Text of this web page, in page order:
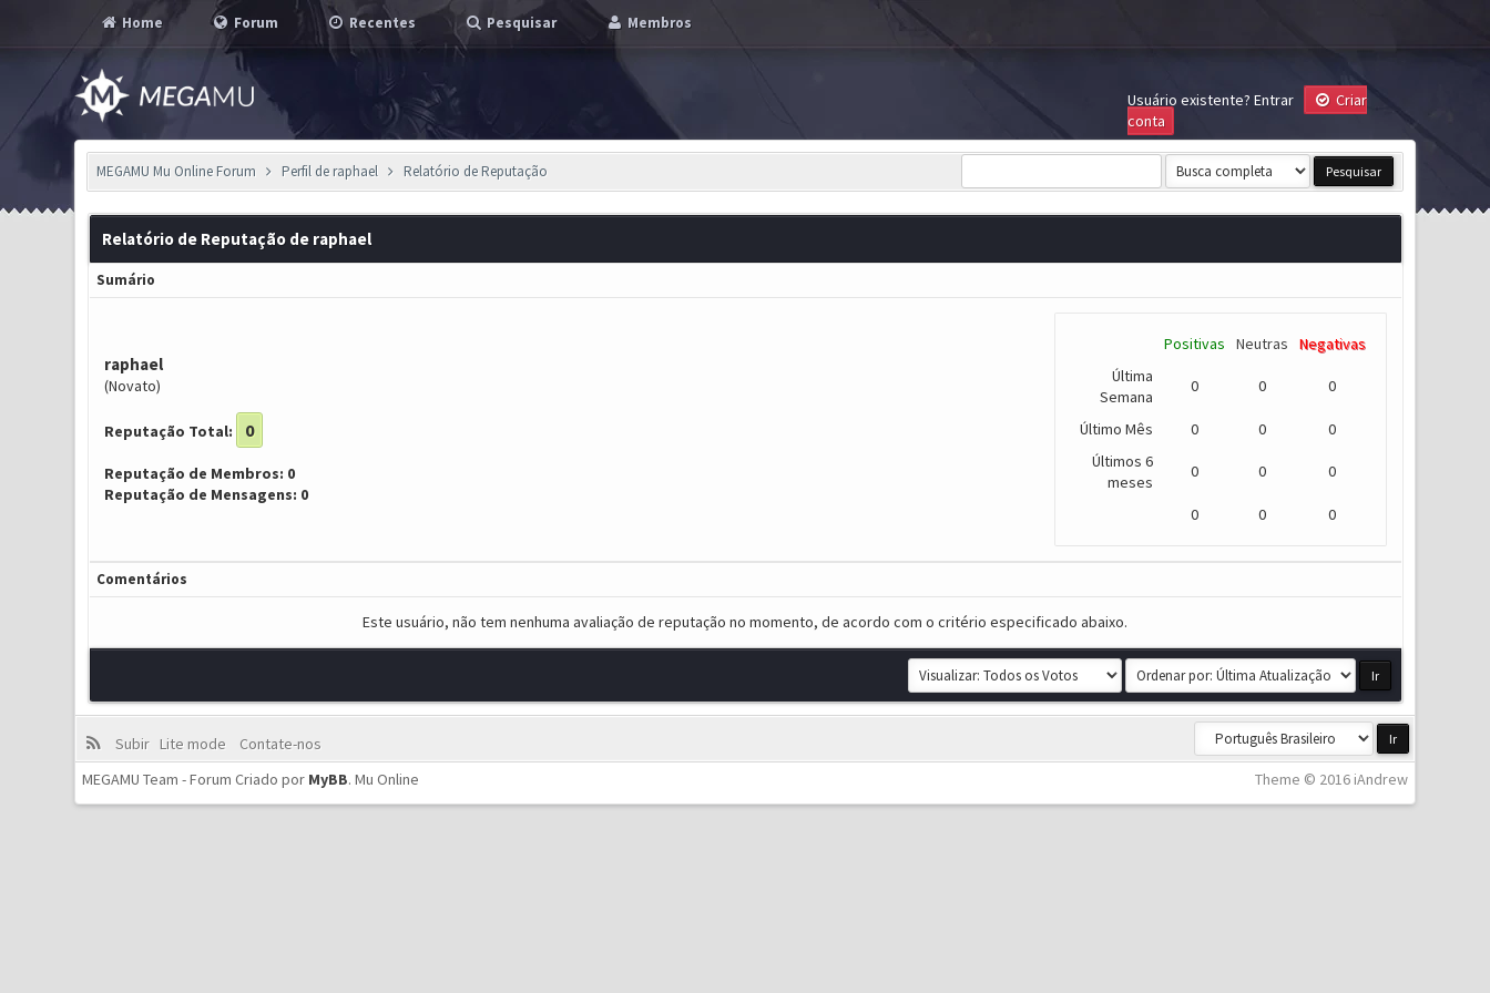
Home Forum Recentes Pesquisar Membros
Usuário existente? Entrar
Criar
conta
MEGAMU Mu Online Forum Perfil de raphael Relatório de Reputação
Relatório de Reputação de raphael
Sumário
raphael
(Novato)
Reputação Total: 0
Reputação de Membros: 0
Reputação de Mensagens: 0
Positivas Neutras
Negativas
Última
Semana
0 0 0
Último Mês 0 0
0
Últimos 6
meses
0 0 0
0 0 0
Comentários
Este usuário, não tem nenhuma avaliação de reputação no momento, de acordo com o critério especificado abaixo.
Subir Lite mode
Contate-nos
Theme © 2016 iAndrew
MEGAMU Team - Forum Criado por MyBB.Mu Online